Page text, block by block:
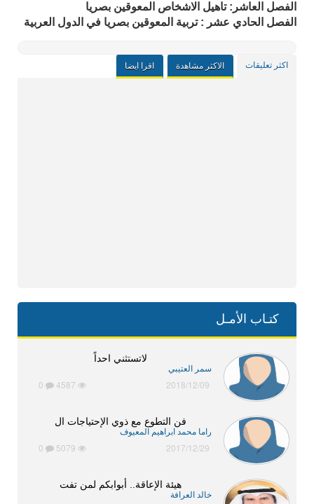
الفصل العاشر: تاهيل الاشخاص المعوقين بصريا
الفصل الحادي عشر : تربية المعوقين بصريا في الدول العربية
اكثر تعليقات الاكثر مشاهدة اقرا ايضا
كتـاب الأمـل
لاتستثني احداً
سمر العتيبي
2018/12/09
فن التطوع مع ذوي الإحتياجات ال
راما محمد ابراهيم المعيوف
2017/12/29
هيئة الإعاقة.. أبوابكم لمن تفت
خالد العرافة